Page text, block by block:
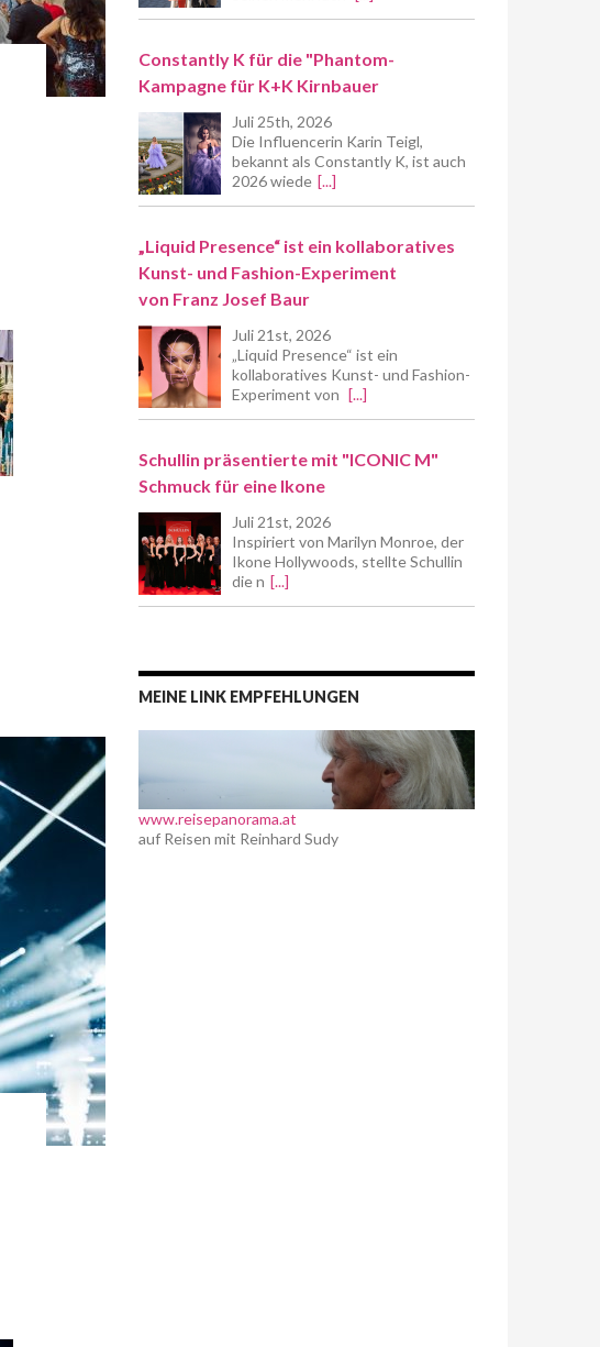
Constantly K für die "Phantom-
Kampagne für K+K Kirnbauer
Juli 25th, 2026
Die Influencerin Karin Teigl,
bekannt als Constantly K, ist auch
2026 wiede [...]
„Liquid Presence“ ist ein kollaboratives
Kunst- und Fashion-Experiment
von Franz Josef Baur
Juli 21st, 2026
„Liquid Presence“ ist ein
kollaboratives Kunst- und Fashion-
Experiment von [...]
Schullin präsentierte mit "ICONIC M"
Schmuck für eine Ikone
Juli 21st, 2026
Inspiriert von Marilyn Monroe, der
Ikone Hollywoods, stellte Schullin
die n [...]
MEINE LINK EMPFEHLUNGEN
www.reisepanorama.at
auf Reisen mit Reinhard Sudy